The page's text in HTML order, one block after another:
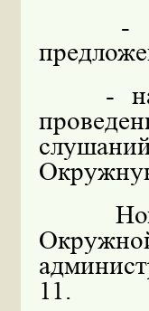
-
-
11.